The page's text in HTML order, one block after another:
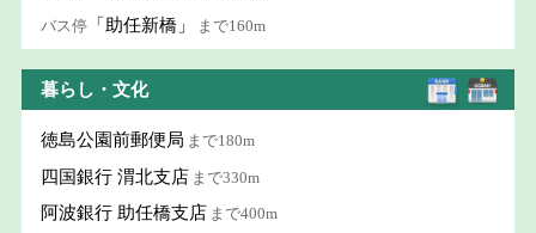
バス停 「助任新橋」 まで160m
暮らし・文化
徳島公園前郵便局 まで180m
四国銀行 渭北支店 まで330m
阿波銀行 助任橋支店 まで400m